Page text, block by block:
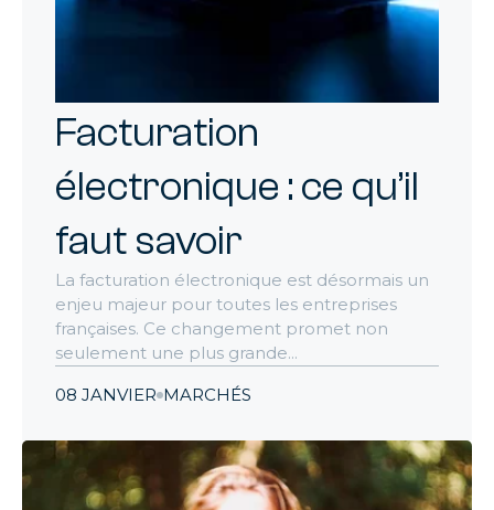
Facturation
électronique : ce qu’il
faut savoir
La facturation électronique est désormais un
enjeu majeur pour toutes les entreprises
françaises. Ce changement promet non
seulement une plus grande...
08 JANVIER MARCHÉS